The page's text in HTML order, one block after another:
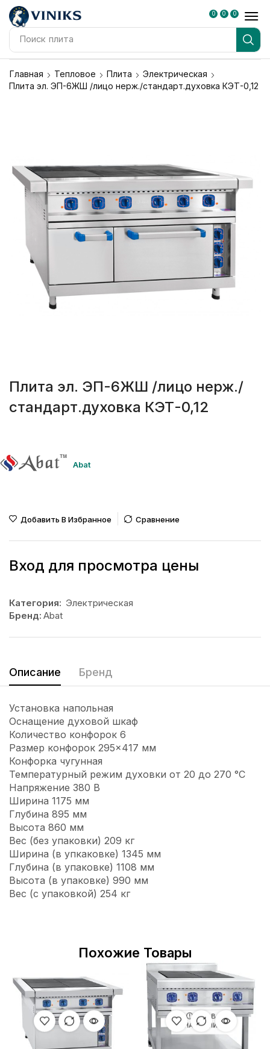
Поиск плита
0 0 0
Главная Тепловое Плита
Электрическая
Плита эл. ЭП-6ЖШ /лицо нерж./стандарт.духовка КЭТ-0,12
Плита эл. ЭП-6ЖШ /лицо нерж./
стандарт.духовка КЭТ-0,12
Abat
Добавить В Избранное Сравнение
Вход для просмотра цены
Категория: Электрическая
Бренд: Abat
Описание Бренд
Установка напольная
Оснащение духовой шкаф
Количество конфорок 6
Размер конфорок 295×417 мм
Конфорка чугунная
Температурный режим духовки от 20 до 270 °С
Напряжение 380 В
Ширина 1175 мм
Глубина 895 мм
Высота 860 мм
Вес (без упаковки) 209 кг
Ширина (в упкаковке) 1345 мм
Глубина (в упаковке) 1108 мм
Высота (в упаковке) 990 мм
Вес (с упаковкой) 254 кг
Похожие Товары
НЕТ В
НАЛИЧИИ